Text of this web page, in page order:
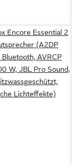
Encore Essential 2
(A2DP
Bluetooth, AVRCP
W, JBL Pro Sound,
Lichteffekte)